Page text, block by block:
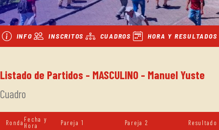
INFO INSCRITOS CUADROS HORA Y RESULTADOS
Listado de Partidos - MASCULINO - Manuel Yuste
Cuadro
Ronda Fecha y
Hora
Pareja 1 Pareja 2 Resultado